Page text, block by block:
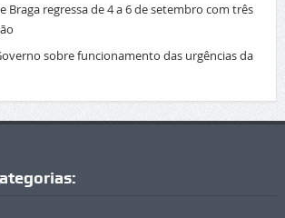
Braga regressa de 4 a 6 de setembro com três
sobre funcionamento das urgências da